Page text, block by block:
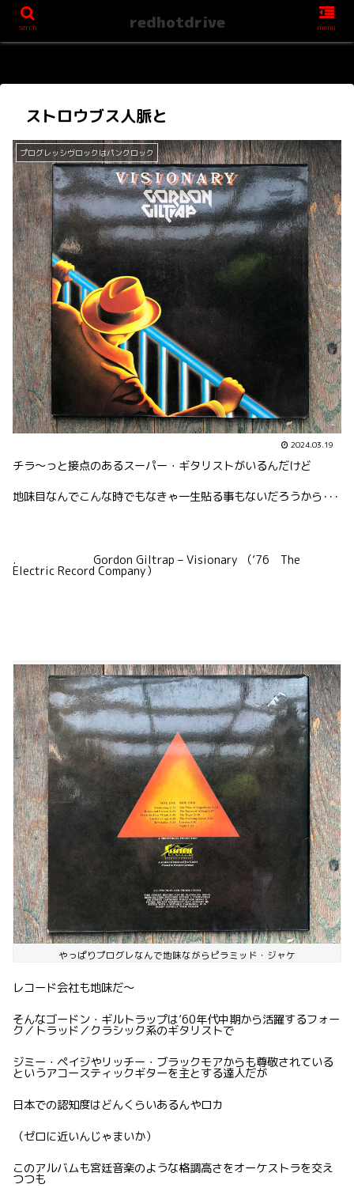
ストロウブス人脈と
プログレッシヴロックはパンクロック
2024.03.19
チラ〜っと接点のあるスーパー・ギタリストがいるんだけど
地味目なんでこんな時でもなきゃ一生貼る事もないだろうから･･･
. Gordon Giltrap – Visionary （’76 The
Electric Record Company）
やっぱりプログレなんで地味ながらピラミッド・ジャケ
レコード会社も地味だ〜
そんなゴードン・ギルトラップは’60年代中期から活躍するフォー
ク／トラッド／クラシック系のギタリストで
ジミー・ペイジやリッチー・ブラックモアからも尊敬されている
というアコースティックギターを主とする達人だが
日本での認知度はどんくらいあるんやロカ
（ゼロに近いんじゃまいか）
このアルバムも宮廷音楽のような格調高さをオーケストラを交え
つつも
serch redhotdrive menu